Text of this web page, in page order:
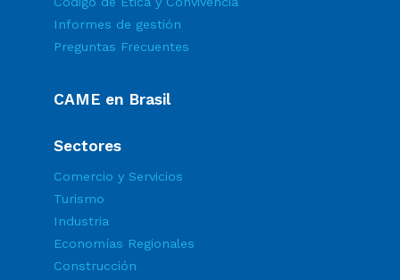
Informes de gestión
Preguntas Frecuentes
CAME en Brasil
Sectores
Comercio y Servicios
Turismo
Industria
Economías Regionales
Construcción